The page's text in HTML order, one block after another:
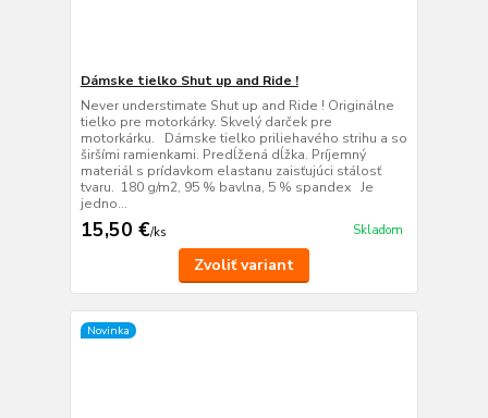
Dámske tielko Shut up and Ride !
Never understimate Shut up and Ride ! Originálne
tielko pre motorkárky. Skvelý darček pre
motorkárku. Dámske tielko priliehavého strihu a so
širšími ramienkami. Predĺžená dĺžka. Príjemný
materiál s prídavkom elastanu zaisťujúci stálosť
tvaru. 180 g/m2, 95 % bavlna, 5 % spandex Je
jedno...
15,50 €/ks Skladom
Zvoliť variant
Novinka